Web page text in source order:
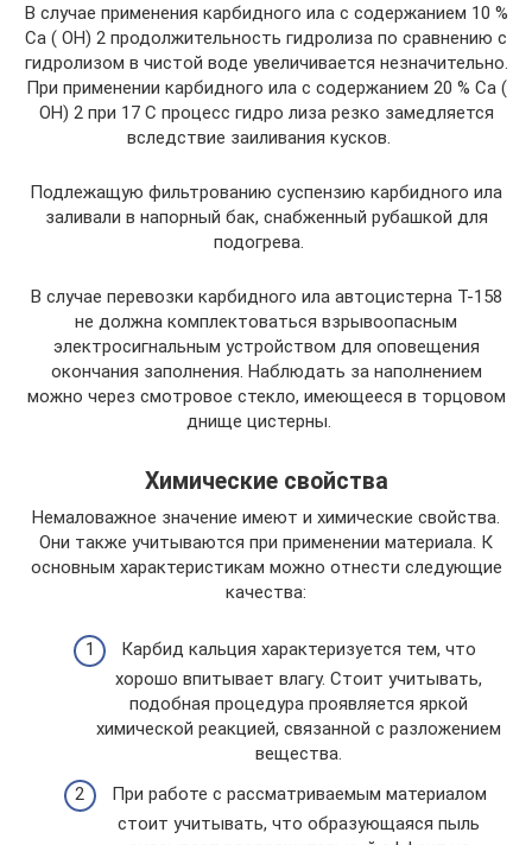
В случае применения карбидного ила с содержанием 10 %
Са ( ОН) 2 продолжительность гидролиза по сравнению с
гидролизом в чистой воде увеличивается незначительно.
При применении карбидного ила с содержанием 20 % Са (
ОН) 2 при 17 С процесс гидро лиза резко замедляется
вследствие заиливания кусков.
Подлежащую фильтрованию суспензию карбидного ила
заливали в напорный бак, снабженный рубашкой для
подогрева.
В случае перевозки карбидного ила автоцистерна Т-158
не должна комплектоваться взрывоопасным
электросигнальным устройством для оповещения
окончания заполнения. Наблюдать за наполнением
можно через смотровое стекло, имеющееся в торцовом
днище цистерны.
Химические свойства
Немаловажное значение имеют и химические свойства.
Они также учитываются при применении материала. К
основным характеристикам можно отнести следующие
качества:
Карбид кальция характеризуется тем, что
хорошо впитывает влагу. Стоит учитывать,
подобная процедура проявляется яркой
химической реакцией, связанной с разложением
вещества.
При работе с рассматриваемым материалом
стоит учитывать, что образующаяся пыль